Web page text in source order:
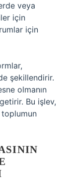
veya
için
için
şekillendirir.
olmanın
Bu işlev,
toplumun